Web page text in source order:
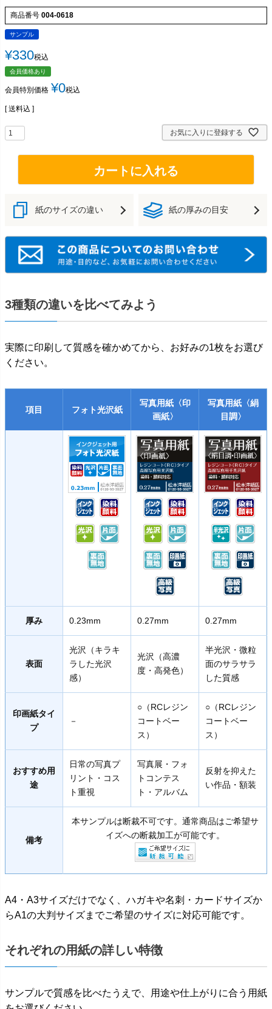
商品番号 004-0618
サンプル
¥330税込
会員価格あり
会員特別価格 ¥0税込
送料込
お気に入りに登録する
カートに入れる
紙のサイズの違い 紙の厚みの目安
3種類の違いを比べてみよう
実際に印刷して質感を確かめてから、お好みの1枚をお選び
ください。
項目 フォト光沢紙
写真用紙〈印
画紙〉
写真用紙〈絹
目調〉
厚み 0.23mm 0.27mm 0.27mm
表面
光沢（キラキ
ラした光沢
感）
光沢（高濃
度・高発色）
半光沢・微粒
面のサラサラ
した質感
印画紙タイ
プ
－
○（RCレジン
コートベー
ス）
○（RCレジン
コートベー
ス）
おすすめ用
途
日常の写真プ
リント・コス
ト重視
写真展・フォ
トコンテス
ト・アルバム
反射を抑えた
い作品・額装
備考
本サンプルは断裁不可です。通常商品はご希望サ
イズへの断裁加工が可能です。
A4・A3サイズだけでなく、ハガキや名刺・カードサイズか
らA1の大判サイズまでご希望のサイズに対応可能です。
それぞれの用紙の詳しい特徴
サンプルで質感を比べたうえで、用途や仕上がりに合う用紙